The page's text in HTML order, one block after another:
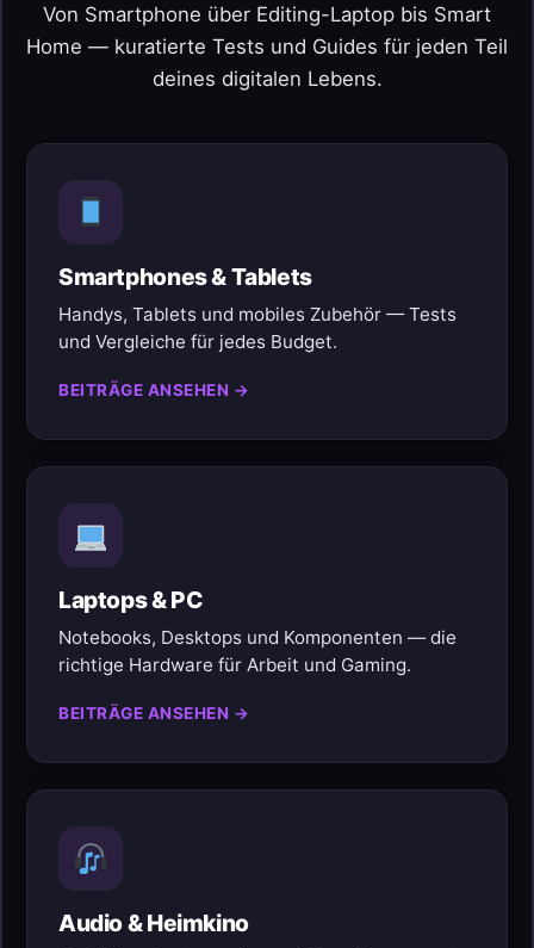
Von Smartphone über Editing-Laptop bis Smart
Home — kuratierte Tests und Guides für jeden Teil
deines digitalen Lebens.
Smartphones & Tablets
Handys, Tablets und mobiles Zubehör — Tests
und Vergleiche für jedes Budget.
BEITRÄGE ANSEHEN →
Laptops & PC
Notebooks, Desktops und Komponenten — die
richtige Hardware für Arbeit und Gaming.
BEITRÄGE ANSEHEN →
Audio & Heimkino